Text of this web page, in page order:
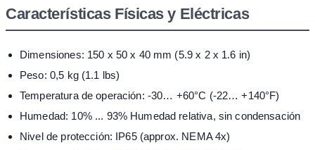
Características Físicas y Eléctricas
Dimensiones: 150 x 50 x 40 mm (5.9 x 2 x 1.6 in)
Peso: 0,5 kg (1.1 lbs)
Temperatura de operación: -30… +60°C (-22… +140°F)
Humedad: 10% ... 93% Humedad relativa, sin condensación
Nivel de protección: IP65 (approx. NEMA 4x)